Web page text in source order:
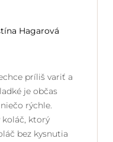
Hagarová
príliš variť a
je občas
rýchle.
koláč, ktorý
bez kysnutia